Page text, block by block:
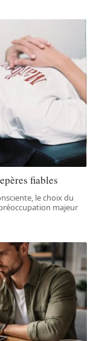
fiables
le choix du
majeur